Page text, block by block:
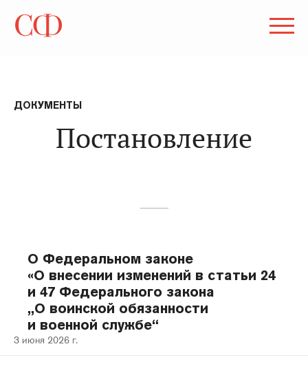
ДОКУМЕНТЫ
Постановление
О Федеральном законе
«О внесении изменений в статьи 24
и 47 Федерального закона
„О воинской обязанности
и военной службе“
3 июня 2026 г.